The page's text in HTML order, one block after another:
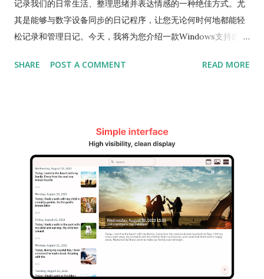
记录我们的日常生活、整理思绪并表达情感的一种绝佳方式。尤
其是能够与数字设备同步的日记程序，让您无论何时何地都能轻
松记录和管理日记。今天，我将为您介绍一款Windows支持的、
包含图库和日历功能，还支持密码认证和数据加密功能，以及便
美同步。这意味着，您可以在家里用电脑记录日记，然后在移动
中用智能手机或平板继续记录。通过云同步功能，您可以随时随
地在所有设备上访问相同的日记内容。 图库和日历功能 日记不仅
可以包含文字，还可以包括照片和插图。这款程序提供了图库功
能，可以将照片添加到日记中或单独保存。比如在旅行或记录特
殊回忆时，您可以将当天的照片与日记一起记录下来。 此外，日
历功能允许按日期整理日记。您可以轻松查看特定日期的日记，
使日记管理更加轻松便捷。 密码认证与数据加密功能 保护私人日
记的安全至关重要。这款程序提供密码认证功能，可以防止他人
SHARE POST A COMMENT READ MORE